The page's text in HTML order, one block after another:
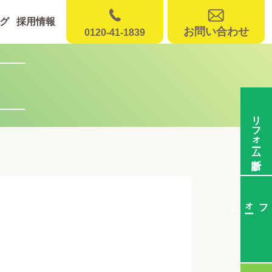
採用情報
0120-41-1839
お問い合わせ
リフォーム診断